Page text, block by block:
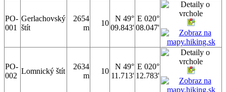
PO-
001
Gerlachovský
štít
2654
m
10
N 49°
09.843'
E 020°
08.047'
PO-
002
Lomnický štít
2634
m
10
N 49°
11.713'
E 020°
12.783'